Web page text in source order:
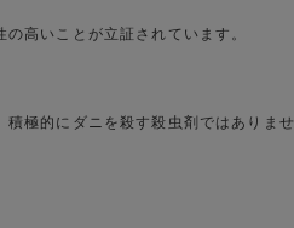
高いことが立証されています。
極的にダニを殺す殺虫剤ではありませ